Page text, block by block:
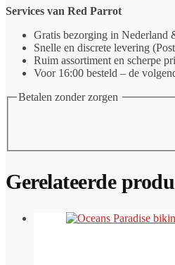
String
Green
Services van Red Parrot
Gratis bezorging in Nederland
Snelle en discrete levering
Ruim assortiment en scherpe
Voor 16:00 besteld – de
Betalen zonder zorgen
Gerelateerde